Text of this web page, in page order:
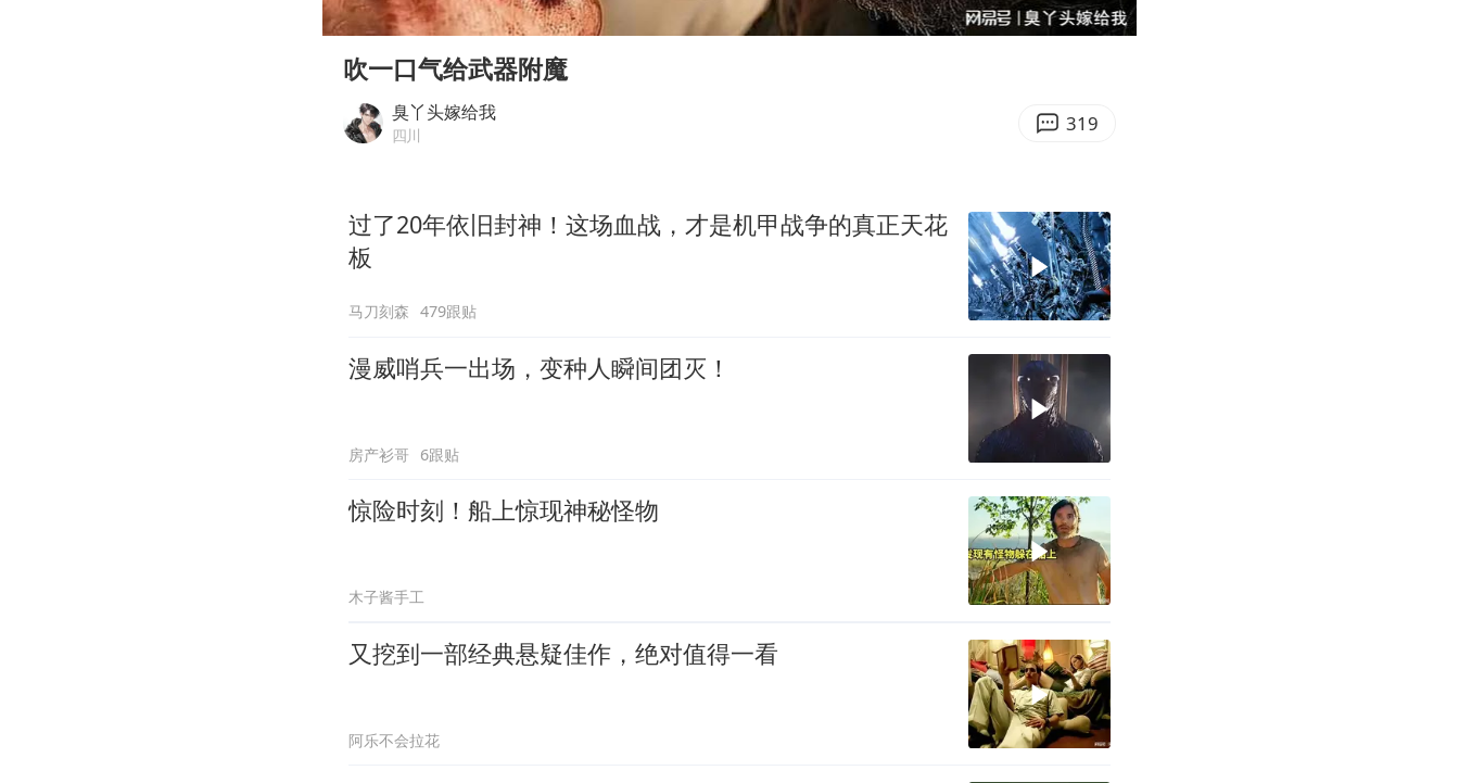
美股存储板块集体大跌
U17国足点球大战淘汰河床晋级决赛
中国女篮70-67险胜尼日利亚女篮
Play
00:00 03:18
Enter
吹一口气给武器附魔
臭丫头嫁给我
四川 319
过了20年依旧封神！这场血战，才是机甲战争的真正天花
板
马刀刻森 479跟贴
漫威哨兵一出场，变种人瞬间团灭！
房产衫哥 6跟贴
惊险时刻！船上惊现神秘怪物
木子酱手工
又挖到一部经典悬疑佳作，绝对值得一看
阿乐不会拉花